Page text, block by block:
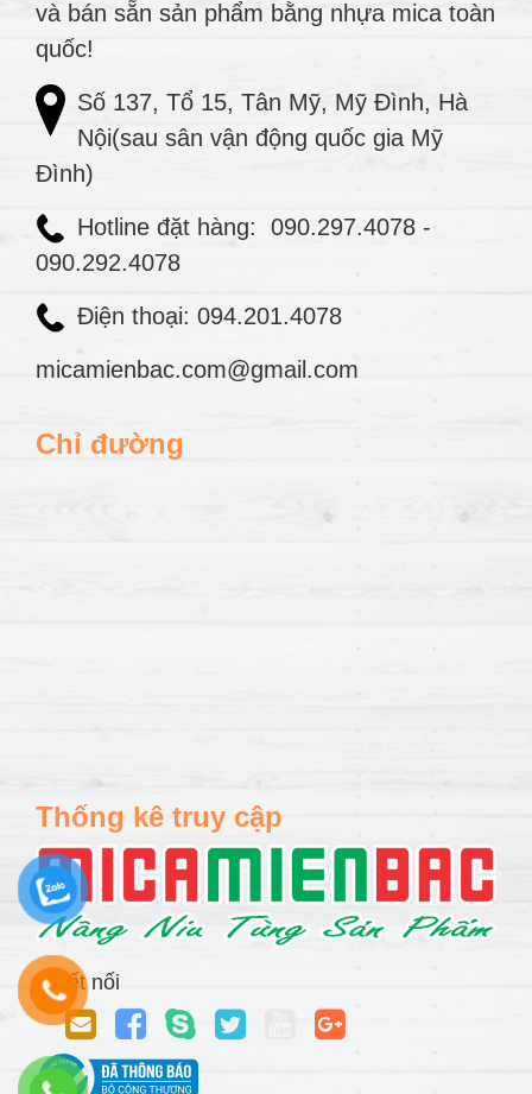
và bán sẵn sản phẩm bằng nhựa mica toàn
quốc!
Số 137, Tổ 15, Tân Mỹ, Mỹ Đình, Hà
Nội(sau sân vận động quốc gia Mỹ
Đình)
Hotline đặt hàng: 090.297.4078 -
090.292.4078
Điện thoại: 094.201.4078
micamienbac.com@gmail.com
Chỉ đường
Thống kê truy cập
Kết nối